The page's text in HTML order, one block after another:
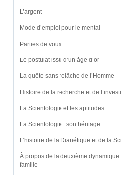
L’argent
Mode d’emploi pour le mental
Parties de vous
Le postulat issu d’un âge d’or
La quête sans relâche de l’Homme
Histoire de la recherche et de
La Scientologie et les aptitudes
La Scientologie : son héritage
L’histoire de la Dianétique et de la
À propos de la deuxième dynamique
famille